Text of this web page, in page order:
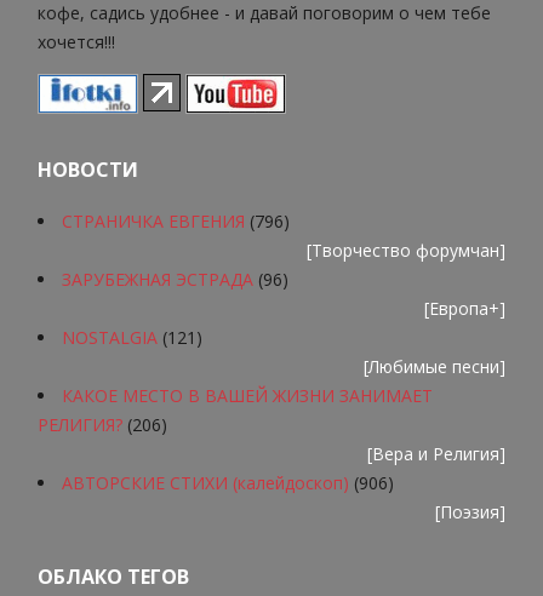
кофе, садись удобнее - и давай поговорим о чем тебе
хочется!!!
НОВОСТИ
СТРАНИЧКА ЕВГЕНИЯ (796)
[Творчество форумчан]
ЗАРУБЕЖНАЯ ЭСТРАДА (96)
[Европа+]
NOSTALGIA (121)
[Любимые песни]
КАКОЕ МЕСТО В ВАШЕЙ ЖИЗНИ ЗАНИМАЕТ
РЕЛИГИЯ? (206)
[Вера и Религия]
АВТОРСКИЕ СТИХИ (калейдоскоп) (906)
[Поэзия]
ОБЛАКО ТЕГОВ